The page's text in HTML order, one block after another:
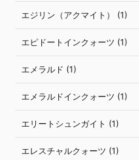
エジリン（アクマイト） (1)
エピドートインクォーツ (1)
エメラルド (1)
エメラルドインクォーツ (1)
エリートシュンガイト (1)
エレスチャルクォーツ (1)